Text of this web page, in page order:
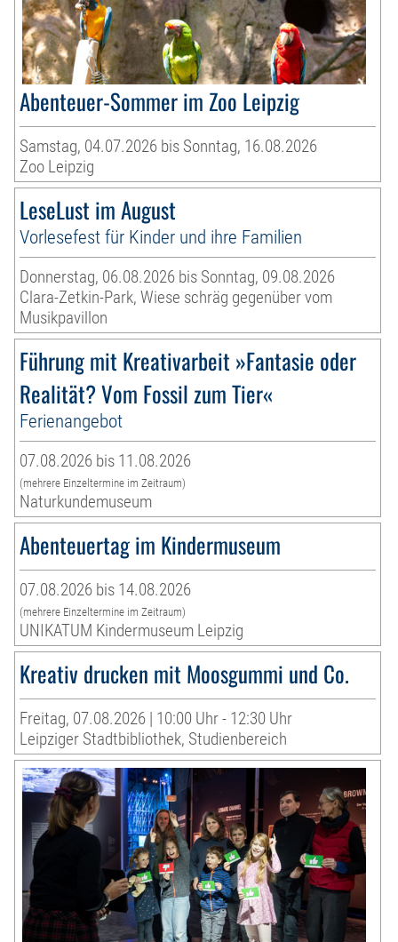
Abenteuer-Sommer im Zoo Leipzig
Samstag, 04.07.2026 bis Sonntag, 16.08.2026
Zoo Leipzig
LeseLust im August
Vorlesefest für Kinder und ihre Familien
Donnerstag, 06.08.2026 bis Sonntag, 09.08.2026
Clara-Zetkin-Park, Wiese schräg gegenüber vom
Musikpavillon
Führung mit Kreativarbeit »Fantasie oder
Realität? Vom Fossil zum Tier«
Ferienangebot
07.08.2026 bis 11.08.2026
(mehrere Einzeltermine im Zeitraum)
Naturkundemuseum
Abenteuertag im Kindermuseum
07.08.2026 bis 14.08.2026
(mehrere Einzeltermine im Zeitraum)
UNIKATUM Kindermuseum Leipzig
Kreativ drucken mit Moosgummi und Co.
Freitag, 07.08.2026 | 10:00 Uhr - 12:30 Uhr
Leipziger Stadtbibliothek, Studienbereich